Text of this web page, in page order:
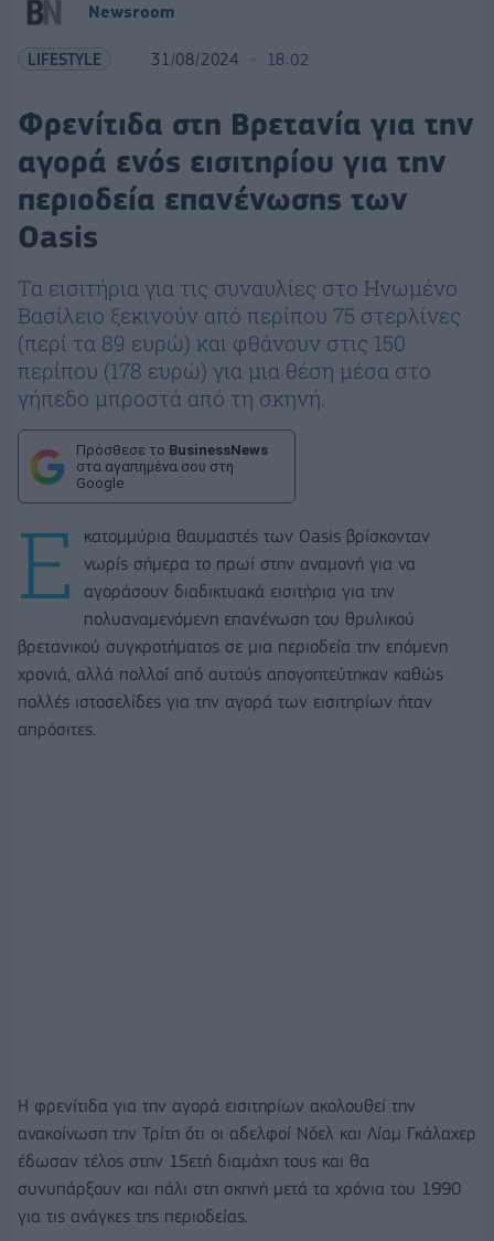
Newsroom
LIFESTYLE 31/08/2024 18:02
Φρενίτιδα στη Βρετανία για την
αγορά ενός εισιτηρίου για την
περιοδεία επανένωσης των
Oasis
Τα εισιτήρια για τις συναυλίες στο Ηνωμένο
Βασίλειο ξεκινούν από περίπου 75 στερλίνες
(περί τα 89 ευρώ) και φθάνουν στις 150
περίπου (178 ευρώ) για μια θέση μέσα στο
γήπεδο μπροστά από τη σκηνή.
Πρόσθεσε το BusinessNews
στα αγαπημένα σου στη
Google
Ε
κατομμύρια θαυμαστές των Oasis βρίσκονταν
νωρίς σήμερα το πρωί στην αναμονή για να
αγοράσουν διαδικτυακά εισιτήρια για την
πολυαναμενόμενη επανένωση του θρυλικού
βρετανικού συγκροτήματος σε μια περιοδεία την επόμενη
χρονιά, αλλά πολλοί από αυτούς απογοητεύτηκαν καθώς
πολλές ιστοσελίδες για την αγορά των εισιτηρίων ήταν
απρόσιτες.
Η φρενίτιδα για την αγορά εισιτηρίων ακολουθεί την
ανακοίνωση την Τρίτη ότι οι αδελφοί Νόελ και Λίαμ Γκάλαχερ
έδωσαν τέλος στην 15ετή διαμάχη τους και θα
συνυπάρξουν και πάλι στη σκηνή μετά τα χρόνια του 1990
για τις ανάγκες της περιοδείας.